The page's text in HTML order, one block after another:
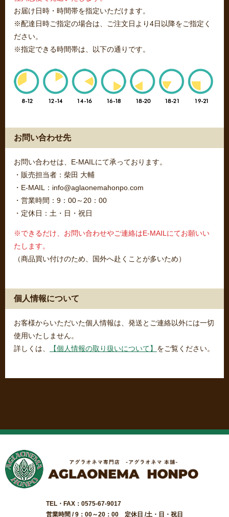
お届け日時・時間帯を指定いただけます。
※配達日時ご指定の場合は、ご注文日より4日以降をご指定く
ださい。
※指定できる時間帯は、以下の通りです。
お問い合わせ先
お問い合わせは、E-MAILにて承っております。
・販売担当者：柴田 大輔
・E-MAIL：info@aglaonemahonpo.com
・営業時間：9：00～20：00
・定休日：土・日・祝日
※できるだけ、お問い合わせやご連絡はE-MAILにてお願いい
たします。
（商品買い付けのため、国外へ赴くことが多いため）
個人情報について
お客様からいただいた個人情報は、発送とご連絡以外には一切
使用いたしません。
詳しくは、
【個人情報の取り扱いについて】 をご覧ください。
TEL・FAX：0575-67-9017
営業時間 / 9：00～20：00 定休日 /土・日・祝日